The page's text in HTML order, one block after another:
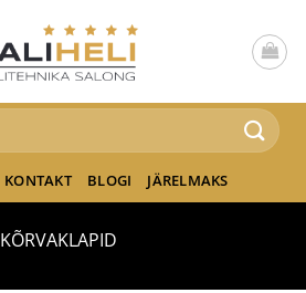
KONTAKT BLOGI JÄRELMAKS
KÕRVAKLAPID